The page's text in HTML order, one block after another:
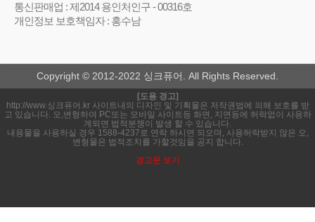
통신판매업 : 제2014 용인처인구 - 00316호
개인정보 보호책임자 : 홍수남
Copyright © 2012-2022 싱크퓨어. All Rights Reserved.
[도용 경고]
http://www.싱크퓨어.kr 사이트내의 디자인 및 기획물은 저작권법에 의해 보호를 받
고 있습니다. 오,변형하여 PC또는 모바일 사이트등 화면, 지면등에 허락없이 사용하
게되면 법적분쟁이 발생 할 수 있습니다.
내용물을 사용하실 경우 1588-4237로 연락 하시면 되오며, 사용허락받지 않은 오,
변형물은 법적조치를 가할것임을 공지 합니다.
경고문 보기